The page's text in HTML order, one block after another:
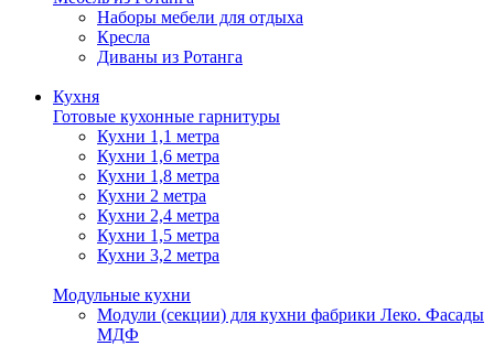
Наборы мебели для отдыха
Кресла
Диваны из Ротанга
Кухня
Готовые кухонные гарнитуры
Кухни 1,1 метра
Кухни 1,6 метра
Кухни 1,8 метра
Кухни 2 метра
Кухни 2,4 метра
Кухни 1,5 метра
Кухни 3,2 метра
Модульные кухни
Модули (секции) для кухни фабрики Леко. Фасады
МДФ